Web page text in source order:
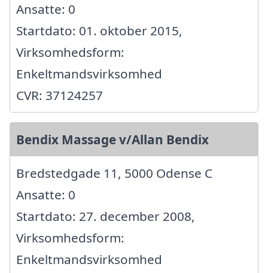
Ansatte: 0
Startdato: 01. oktober 2015,
Virksomhedsform:
Enkeltmandsvirksomhed
CVR: 37124257
Bendix Massage v/Allan Bendix
Bredstedgade 11, 5000 Odense C
Ansatte: 0
Startdato: 27. december 2008,
Virksomhedsform:
Enkeltmandsvirksomhed